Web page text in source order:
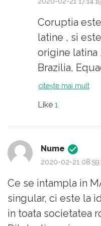
formală) nu
Soluția ar fi:
aplicate.
benefică,
fără excepții.
Coruptia
latine , si
origine latina
Brazilia,
Interesant
,scazut, Sau
coruptia
viata al
,Finlanda
citește mai mult
Like 1
Nume
2020-02-21
Ce se intampla in
singular, ci este la
in toata societatea